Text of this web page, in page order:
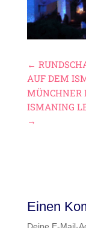
←
AUF DEM
MÜNCHNER
ISMANING
→
Einen